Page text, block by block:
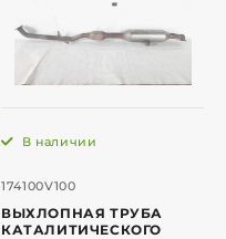
174100V100
В наличии
ВЫХЛОПНАЯ ТРУБА
КАТАЛИТИЧЕСКОГО